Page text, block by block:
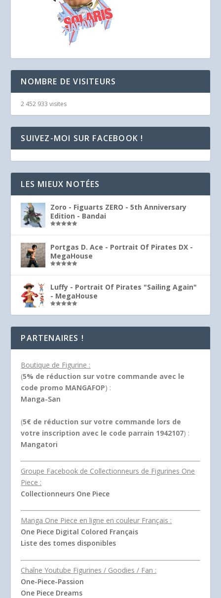
NOMBRE DE VISITEURS
2 452 933 visites
SUIVEZ-MOI SUR FACEBOOK !
LES MIEUX NOTÉES
Zoro - Figuarts ZERO - 5th Anniversary
Edition - Bandai
Portgas D. Ace - Portrait Of Pirates DX -
MegaHouse
Luffy - Portrait Of Pirates "Sailing Again"
- MegaHouse
PARTENAIRES !
Boutique de Figurine :
(5% de réduction sur votre commande avec le
code promo MANGAFOP) :
Manga-San
(5€ de réduction sur votre commande lors de
votre inscription avec le code parrain 1942107) :
Mangatori
Groupe Facebook de Collectionneurs de Figurines One
Piece :
Collectionneurs One Piece
Manga One Piece en ligne en couleur Français :
One Piece Digital Colored Français
Liste des tomes disponibles
Chaîne Youtube Figurines / Goodies / Fan :
One-Piece-Passion
One Piece Dreams